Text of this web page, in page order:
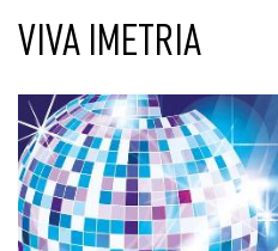
VIVA IMETRIA